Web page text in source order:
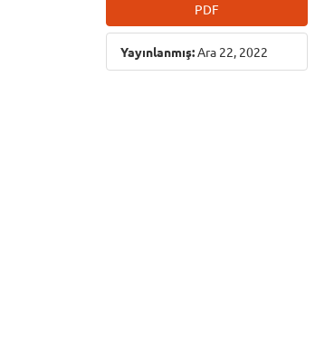
PDF
Yayınlanmış:Ara 22, 2022